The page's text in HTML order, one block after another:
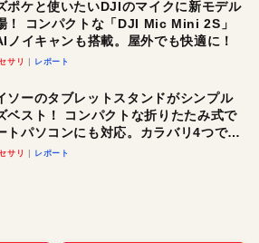
ポケと使いたいDJIのマイクに新モデル
！ コンパクトな「DJI Mic Mini 2S」
ノイキャンも搭載。屋外でも快適に！
サリ レポート
ソーのタブレットスタンドがシンプル
ベスト！ コンパクトな折りたたみ式で
トパソコンにも対応。カラバリ4つで選
楽しさも
サリ レポート